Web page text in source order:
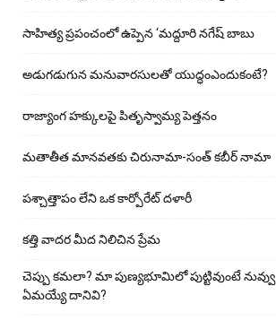
సాహిత్య ప్రపంచంలో ఉప్పెన ‘మద్దూరి నగేష్ బాబు
అడుగ‌డుగున మ‌నువార‌సుల‌తో యుద్ధంఎందుకంటే?
రాజ్యాంగ హక్కులపై పితృస్వామ్య పెత్తనం
మతాతీత మానవతకు చిరునామా-సంత్ కబీర్ నామా
పశ్చాత్తాపం లేని ఒక కార్పోరేట్ దళారీ
కత్తి వాదర మీద నిలిచిన ప్రేమ
చెప్పు క‌మ‌లా? మా పుణ్యభూమిలో పుట్టివుంటే నువ్వు
ఏమయ్యే దానివి?